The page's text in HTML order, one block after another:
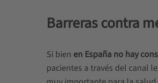
Barreras contra
Si bien en España no hay
pacientes a través del canal